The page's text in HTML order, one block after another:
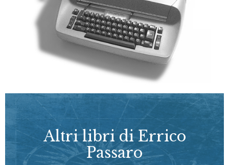
Altri libri di Errico
Passaro